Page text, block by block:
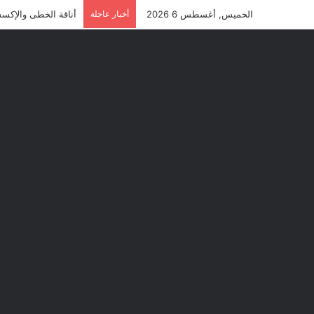
الخميس, أغسطس 6 2026 أخبار عاجلة أناقة الخطى